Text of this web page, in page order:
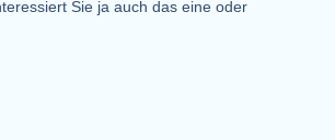
Sie ja auch das eine oder